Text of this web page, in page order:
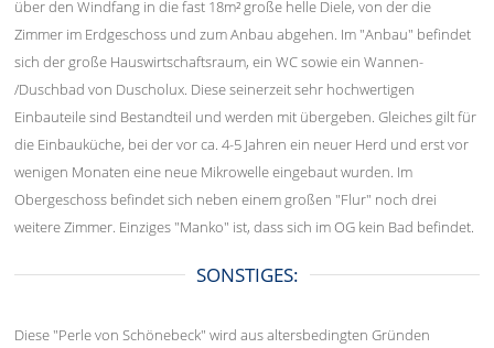
über den Windfang in die fast 18m² große helle Diele, von der die
Zimmer im Erdgeschoss und zum Anbau abgehen. Im "Anbau" befindet
sich der große Hauswirtschaftsraum, ein WC sowie ein Wannen-
/Duschbad von Duscholux. Diese seinerzeit sehr hochwertigen
Einbauteile sind Bestandteil und werden mit übergeben. Gleiches gilt für
die Einbauküche, bei der vor ca. 4-5 Jahren ein neuer Herd und erst vor
wenigen Monaten eine neue Mikrowelle eingebaut wurden. Im
Obergeschoss befindet sich neben einem großen "Flur" noch drei
weitere Zimmer. Einziges "Manko" ist, dass sich im OG kein Bad befindet.
SONSTIGES:
Diese "Perle von Schönebeck" wird aus altersbedingten Gründen